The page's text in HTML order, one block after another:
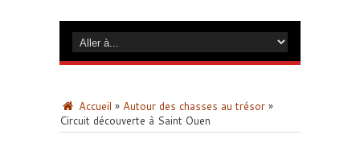
Accueil » Autour des chasses au trésor »
Circuit découverte à Saint Ouen